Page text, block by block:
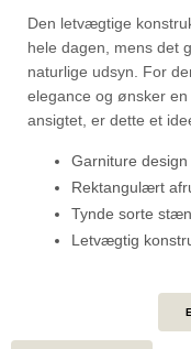
Den letvægtige
hele dagen, mens det
naturlige udsyn. For
elegance og ønsker
ansigtet, er dette et
Garniture
Rektangulært
Tynde sorte
Letvægtig